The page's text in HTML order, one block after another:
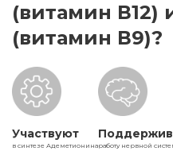
(витамин В12)
(витамин В9)?
Участвуют
в синтезе Адеметионинаработу нервной